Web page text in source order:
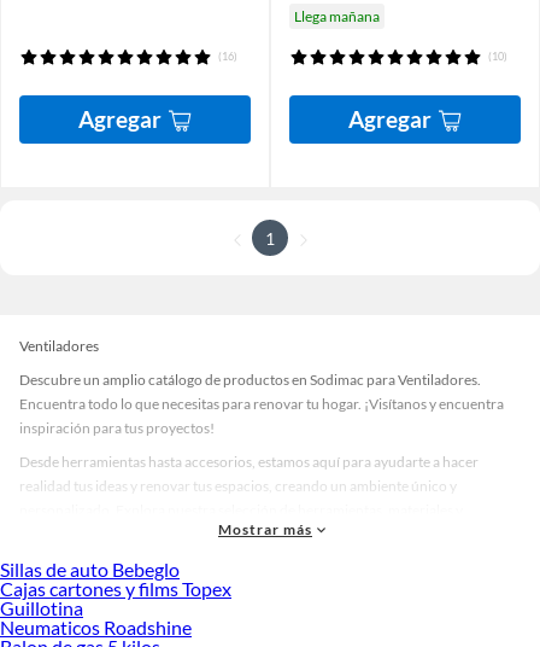
(16)
Agregar
Llega mañana
(10)
Agregar
1
Ventiladores
Descubre un amplio catálogo de productos en Sodimac para Ventiladores.
Encuentra todo lo que necesitas para renovar tu hogar. ¡Visítanos y encuentra
inspiración para tus proyectos!
Desde herramientas hasta accesorios, estamos aquí para ayudarte a hacer
realidad tus ideas y renovar tus espacios, creando un ambiente único y
accesorios de calidad que te ayudarán a crear un espacio más tú.
Desde remodelaciones hasta proyectos de decoración, estamos aquí para hacer
tus ideas realidad. ¡Visítanos y encuentra todo lo que tenemos para ofrecerte en
Ventiladores!
Mostrar más
Sillas de auto Bebeglo
Cajas cartones y films Topex
Guillotina
Neumaticos Roadshine